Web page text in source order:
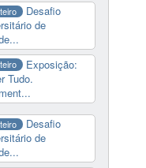
Desafio
de
Exposição:
Tudo.
Desafio
de